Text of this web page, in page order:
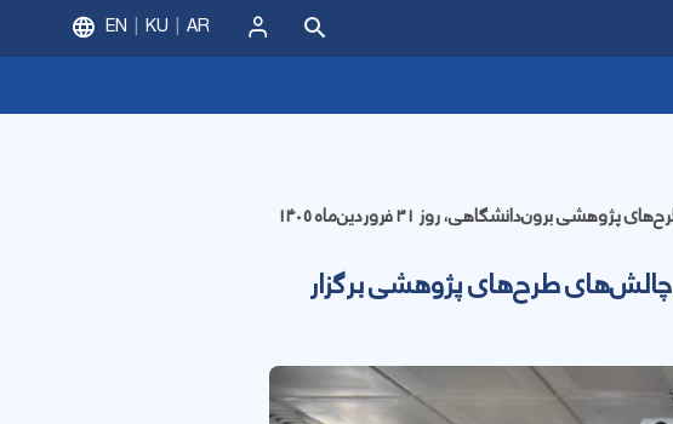
ورود
EN KU AR
نشست هم‌اندیشی مدیران، اعضای هیأت علمی و کارشناسان دانشگاه با موضوع بررسی چالش‌های طرح‌های پژوهشی برون‌دانشگاهی، روز ۳۱ فروردین‌ماه ۱۴۰۵
طرح‌های پژوهشی برگزار